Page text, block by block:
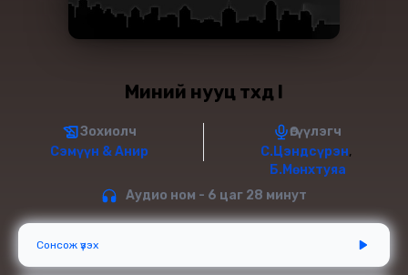
Миний нууц түүхүүд I
Зохиолч
Сэмүүн & Анир
Өгүүлэгч
С.Цэндсүрэн,
Б.Мөнхтуяа
Аудио ном - 6 цаг 28 минут
Сонсож үзэх